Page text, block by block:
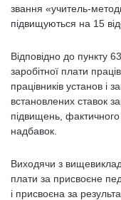
звання «учитель-
підвищуються на 15
Відповідно до пункту
заробітної плати
працівників установ і
встановлених ставок
підвищень, фактичного
надбавок.
Виходячи з
плати за присвоєне
і присвоєна за